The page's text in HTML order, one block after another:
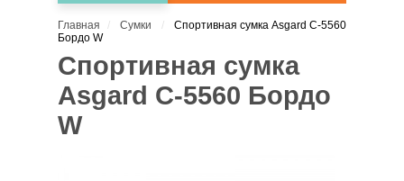
Главная Сумки
Спортивная сумка Asgard С-5560
Бордо W
Спортивная сумка
Asgard С-5560 Бордо
W